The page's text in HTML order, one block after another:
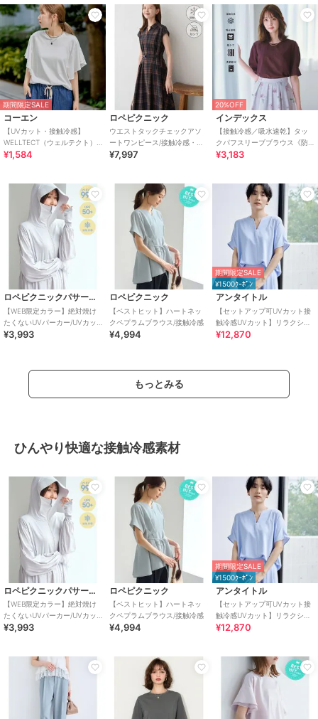
期間限定SALE
コーエン
【UVカット・接触冷感】
WELLTECT（ウェルテクト）
USAコットン フレアスリーブ
¥1,584
ロペピクニック
ウエストタックチェックアソ
ートワンピース/接触冷感・防
シワ・リンクコーデ
¥7,997
20%OFF
インデックス
【接触冷感／吸水速乾】タッ
クパフスリーブブラウス《防
シワ／洗濯機OK／XS～3L／
¥3,183
ロペピクニックパサージュ
【WEB限定カラー】絶対焼け
たくないUVパーカー/UVカッ
ト・接触冷感
¥3,993
ロペピクニック
【ベストヒット】ハートネッ
クペプラムブラウス/接触冷感
¥4,994
期間限定SALE
¥1500ｸｰﾎﾟﾝ
アンタイトル
【セットアップ可UVカット接
触冷感UVカット】リラクシー
キーVネックブラウス
¥12,870
もっとみる
ひんやり快適な接触冷感素材
ロペピクニックパサージュ
【WEB限定カラー】絶対焼け
たくないUVパーカー/UVカッ
ト・接触冷感
¥3,993
ロペピクニック
【ベストヒット】ハートネッ
クペプラムブラウス/接触冷感
¥4,994
期間限定SALE
¥1500ｸｰﾎﾟﾝ
アンタイトル
【セットアップ可UVカット接
触冷感UVカット】リラクシー
キーVネックブラウス
¥12,870